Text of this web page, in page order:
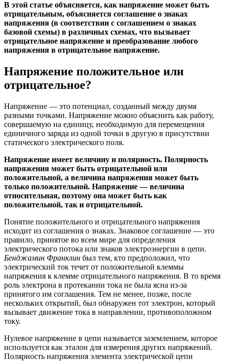
В этой статье объясняется, как напряжение может быть
отрицательным, объясняется соглашение о знаках
напряжения (в соответствии с соглашением о знаках
базовой схемы) в различных схемах, что вызывает
отрицательное напряжение и преобразование любого
напряжения в отрицательное напряжение.
Напряжение положительное или
отрицательное?
Напряжение — это потенциал, созданный между двумя
разными точками. Напряжение можно объяснить как работу,
совершаемую на единицу, необходимую для перемещения
единичного заряда из одной точки в другую в присутствии
статического электрического поля.
Напряжение имеет величину и полярность. Полярность
напряжения может быть отрицательной или
положительной, а величина напряжения может быть
только положительной. Напряжение — величина
относительная, поэтому она может быть как
положительной, так и отрицательной.
Понятие положительного и отрицательного напряжения
исходит из соглашения о знаках. Знаковое соглашение — это
правило, принятое во всем мире для определения
электрического потока или знаков электроэнергии в цепи.
Бенджамин Франклин был тем, кто предположил, что
электрический ток течет от положительной клеммы
напряжения к клемме отрицательного напряжения. В то время
роль электрона в протекании тока не была ясна из-за
принятого им соглашения. Тем не менее, позже, после
нескольких открытий, был обнаружен тот электрон, который
вызывает движение тока в направлении, противоположном
току.
Нулевое напряжение в цепи называется заземлением, которое
используется как эталон для измерения других напряжений.
Полярность напряжения элемента электрической цепи